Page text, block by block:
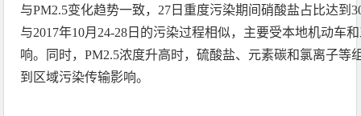
与PM2.5变化趋势一致，27日重度污染期间硝酸盐占比达到
与2017年10月24-28日的污染过程相似，主要受本地机动车
响。同时，PM2.5浓度升高时，硫酸盐、元素碳和氯离子等
到区域污染传输影响。